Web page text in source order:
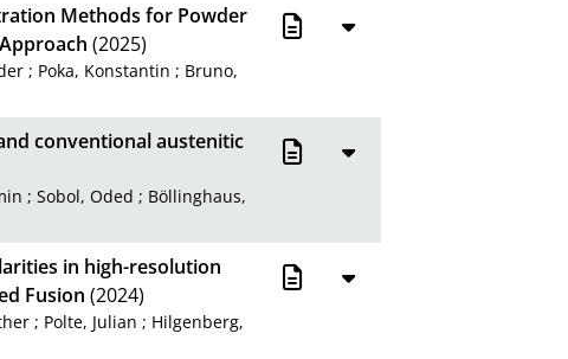
Methods for Powder
(2025)
; Poka, Konstantin ; Bruno,
conventional austenitic
;Sobol, Oded ; Böllinghaus,
in high-resolution
Fusion (2024)
; Polte, Julian ; Hilgenberg,